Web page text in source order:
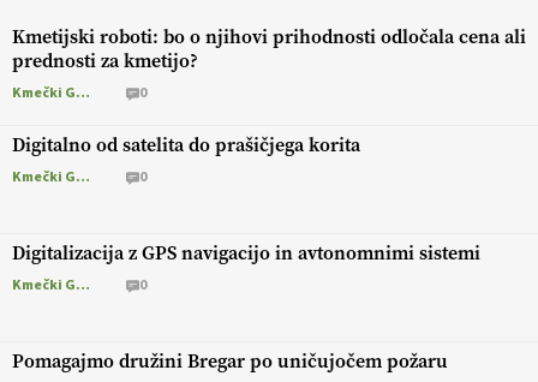
Kmetijski roboti: bo o njihovi prihodnosti odločala cena ali
prednosti za kmetijo?
Kmečki Glas 0
Digitalno od satelita do prašičjega korita
Kmečki Glas 0
Digitalizacija z GPS navigacijo in avtonomnimi sistemi
Kmečki Glas 0
Pomagajmo družini Bregar po uničujočem požaru